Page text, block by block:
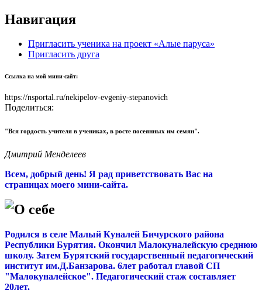
Навигация
Пригласить ученика на проект «Алые паруса»
Пригласить друга
Ссылка на мой мини-сайт:
https://nsportal.ru/nekipelov-evgeniy-stepanovich
Поделиться:
"Вся гордость учителя в учениках, в росте посеянных им семян".
Дмитрий Менделеев
Всем, добрый день! Я рад приветствовать Вас на
страницах моего мини-сайта.
О себе
Родился в селе Малый Куналей Бичурского района
Республики Бурятия. Окончил Малокуналейскую среднюю
школу. Затем Бурятский государственный педагогический
институт им.Д.Банзарова. 6лет работал главой СП
"Малокуналейское". Педагогический стаж составляет
20лет.